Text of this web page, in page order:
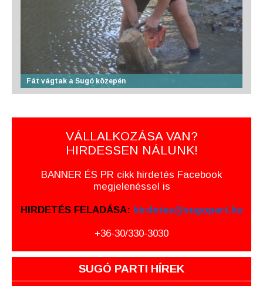
Fát vágtak a Sugó közepén
VÁLLALKOZÁSA VAN?
HIRDESSEN NÁLUNK!
BANNER ÉS PR cikk hirdetés Facebook
megjelenéssel is
HIRDETÉS FELADÁSA: hirdetes@sugopart.hu
+36-30/330-3030
SUGÓ PARTI HÍREK